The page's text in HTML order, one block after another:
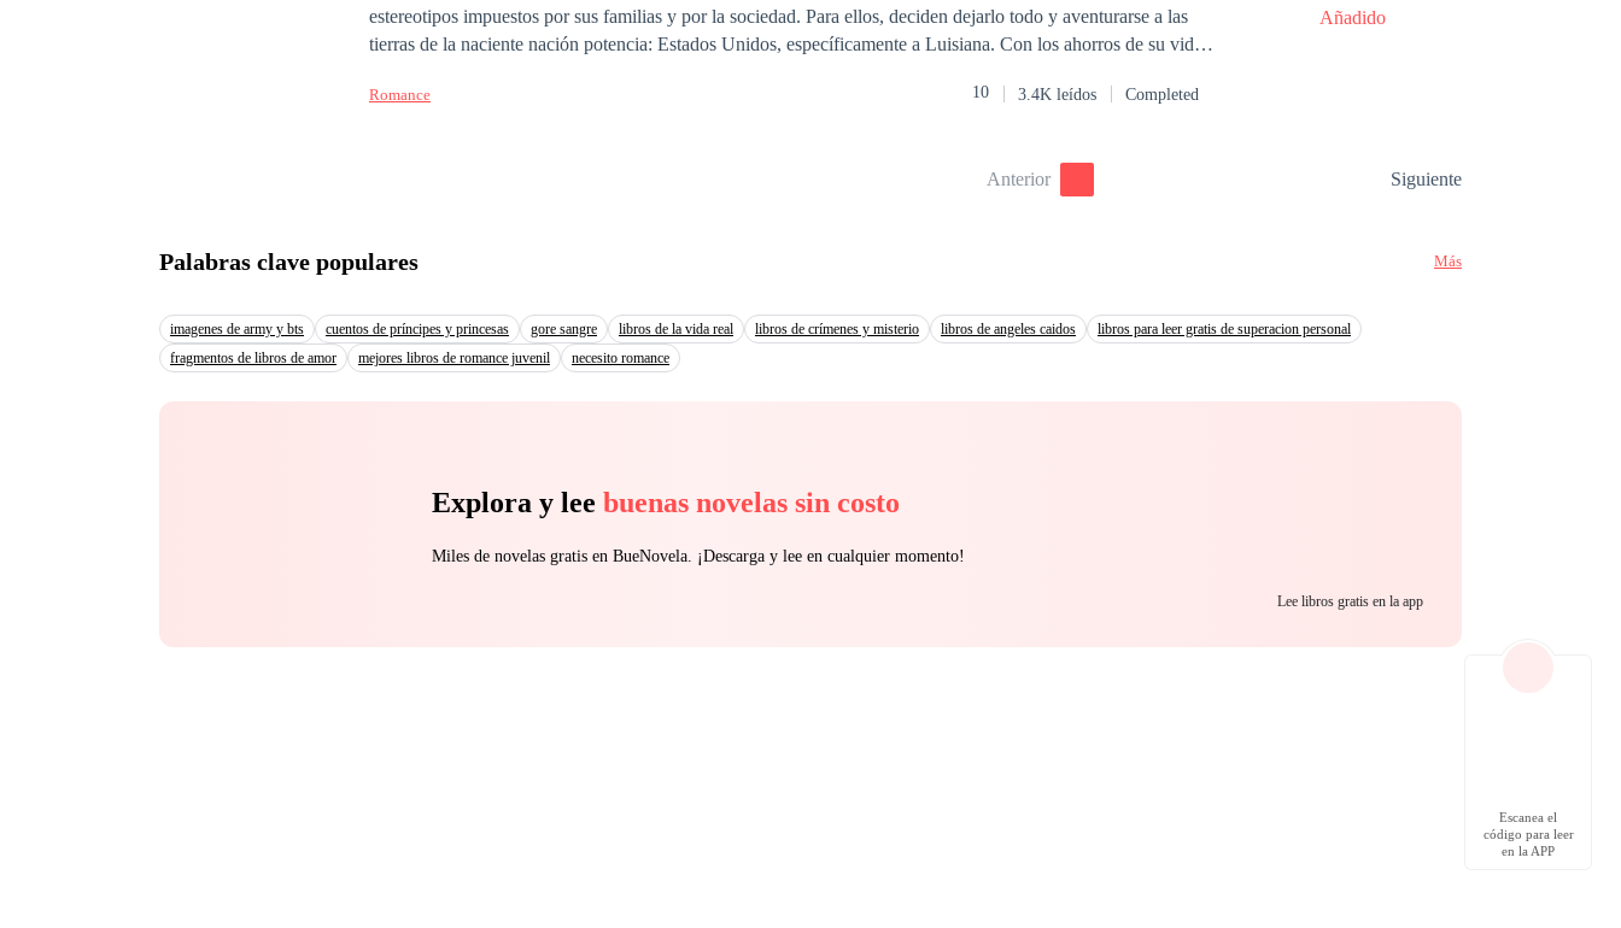
estereotipos impuestos por sus familias y por la sociedad. Para ellos, deciden dejarlo todo y aventurarse a las
tierras de la naciente nación potencia: Estados Unidos, específicamente a Luisiana. Con los ahorros de su vida,
el trafico de influencias, el racismo, el machismo, y mucha pero mucha violencia social. El panorama no pinta
Romance 10 3.4K leídos Completed
Añadido
Anterior Siguiente
Palabras clave populares Más
imagenes de army y bts cuentos de príncipes y princesas gore sangre libros de la vida real libros de crímenes y misterio libros de angeles caidos
libros para leer gratis de superacion personal
fragmentos de libros de amor
mejores libros de romance juvenil necesito romance
Explora y lee buenas novelas sin costo
Miles de novelas gratis en BueNovela. ¡Descarga y lee en cualquier momento!
Lee libros gratis en la app
Escanea el
código para leer
en la APP